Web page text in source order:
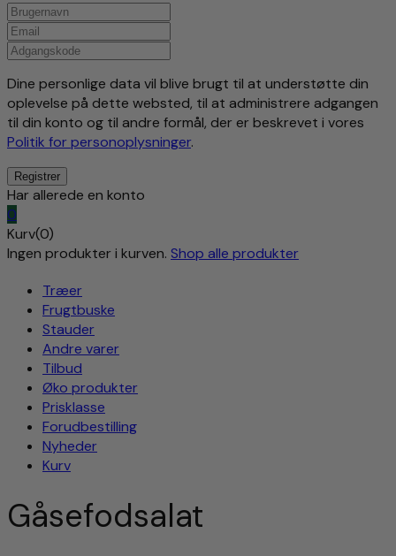
Dine personlige data vil blive brugt til at understøtte din
oplevelse på dette websted, til at administrere adgangen
til din konto og til andre formål, der er beskrevet i vores
Politik for personoplysninger.
Har allerede en konto
0
Kurv(0)
Ingen produkter i kurven. Shop alle produkter
Træer
Frugtbuske
Stauder
Andre varer
Tilbud
Øko produkter
Prisklasse
Forudbestilling
Nyheder
Kurv
Gåsefodsalat